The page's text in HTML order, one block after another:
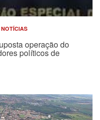
operação do
políticos de